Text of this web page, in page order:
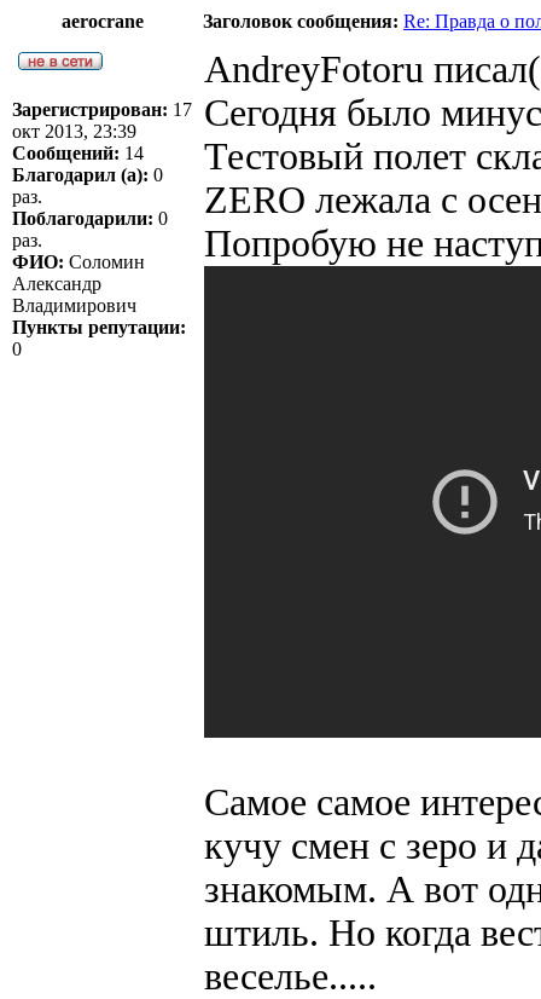
aerocrane
Заголовок сообщения: Re: Правда о
Зарегистрирован: 17
окт 2013, 23:39
Сообщений: 14
Благодарил (а): 0
раз.
Поблагодарили: 0
раз.
ФИО: Соломин
Александр
Владимирович
Пункты репутации:
0
AndreyFotoru
Сегодня было
Тестовый полет
ZERO лежала с
Попробую не
Самое самое
кучу смен с зеро и
знакомым. А вот
штиль. Но когда
веселье.....